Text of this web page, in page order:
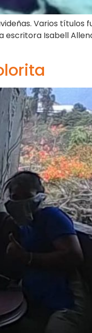
Varios títulos
escritora Isabell